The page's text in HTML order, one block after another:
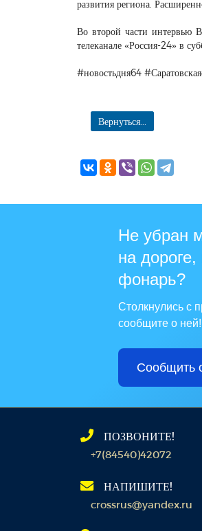
развития региона.
Во второй части интервью
телеканале «Россия-24» в
#новостьдня64
Вернуться...
Не убран
на дороге,
фонарь?
Столкнулись с
сообщите о ней!
Сообщить
ПОЗВОНИТЕ!
+7(84540)42072
НАПИШИТЕ!
crossrus@yandex.ru